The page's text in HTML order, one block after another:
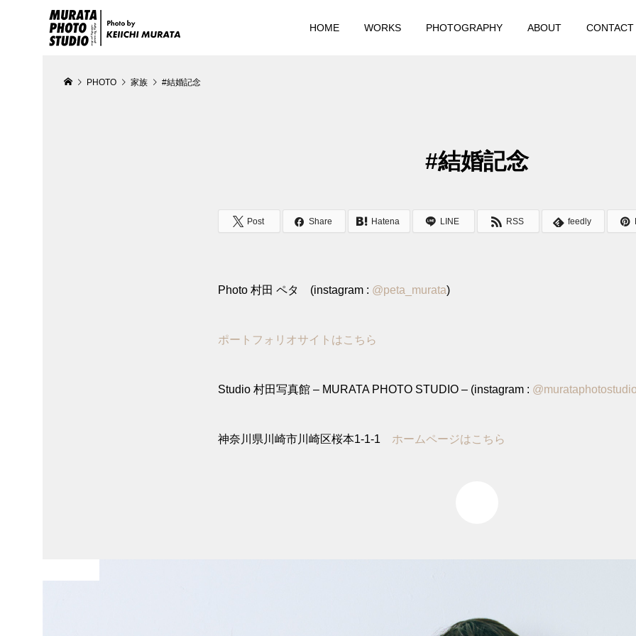
HOME WORKS PHOTOGRAPHY ABOUT CONTACT
PHOTO 家族 #結婚記念
#結婚記念
Post Share Hatena LINE RSS feedly
Photo 村田 ペタ (instagram : @peta_murata)
ポートフォリオサイトはこちら
Studio 村田写真館 – MURATA PHOTO STUDIO – (instagram :
神奈川県川崎市川崎区桜本1-1-1 ホームページはこちら